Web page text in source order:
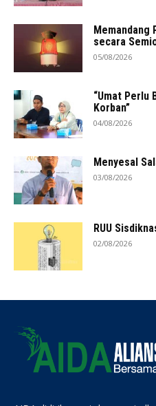
Memandang
secara
05/08/2026
“Umat Perlu
Korban”
04/08/2026
Menyesal
03/08/2026
RUU
02/08/2026